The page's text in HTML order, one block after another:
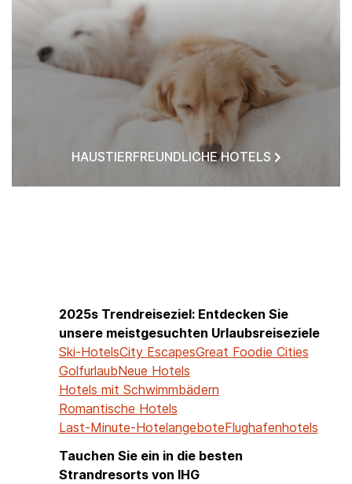
HAUSTIERFREUNDLICHE HOTELS
2025s Trendreiseziel: Entdecken Sie
unsere meistgesuchten Urlaubsreiseziele
Ski-HotelsCity EscapesGreat Foodie Cities
GolfurlaubNeue Hotels
Hotels mit Schwimmbädern
Romantische Hotels
Last-Minute-HotelangeboteFlughafenhotels
Tauchen Sie ein in die besten
Strandresorts von IHG